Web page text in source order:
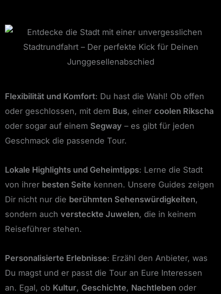
Flexibilität und Komfort: Du hast die Wahl! Ob offen
oder geschlossen, mit dem Bus, einer coolen Rikscha
oder sogar auf einem Segway – es gibt für jeden
Geschmack die passende Tour.
Lokale Highlights und Geheimtipps: Lerne die Stadt
von ihrer besten Seite kennen. Unsere Guides zeigen
Dir nicht nur die berühmten Sehenswürdigkeiten,
sondern auch versteckte Juwelen, die in keinem
Reiseführer stehen.
Personalisierte Erlebnisse: Erzähl den Anbieter, was
Du magst und er passt die Tour an Eure Interessen
an. Egal, ob Kultur, Geschichte, Nachtleben oder